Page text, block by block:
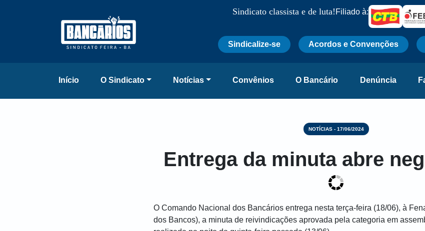
Sindicato classista e de luta! Filiado à:
Sindicalize-se Acordos e Convenções
Início O Sindicato Notícias Convênios O Bancário Denúncia
NOTÍCIAS - 17/06/2024
Entrega da minuta abre
O Comando Nacional dos Bancários entrega nesta terça-feira (18/06), à
dos Bancos), a minuta de reivindicações aprovada pela categoria em